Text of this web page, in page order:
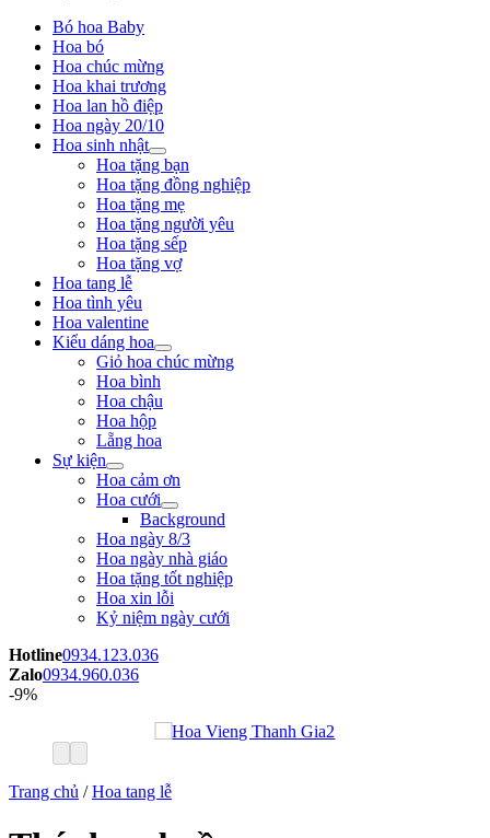
Bó hoa Baby
Hoa bó
Hoa chúc mừng
Hoa khai trương
Hoa lan hồ điệp
Hoa ngày 20/10
Hoa sinh nhật
Hoa tặng bạn
Hoa tặng đồng nghiệp
Hoa tặng mẹ
Hoa tặng người yêu
Hoa tặng sếp
Hoa tặng vợ
Hoa tang lễ
Hoa tình yêu
Hoa valentine
Kiểu dáng hoa
Giỏ hoa chúc mừng
Hoa bình
Hoa chậu
Hoa hộp
Lẵng hoa
Sự kiện
Hoa cảm ơn
Hoa cưới
Background
Hoa ngày 8/3
Hoa ngày nhà giáo
Hoa tặng tốt nghiệp
Hoa xin lỗi
Kỷ niệm ngày cưới
Hotline0934.123.036
Zalo0934.960.036
-9%
Trang chủ / Hoa tang lễ